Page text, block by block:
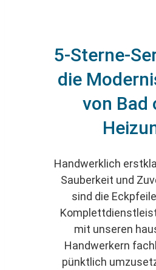
5-Sterne-
die
von Bad
Handwerklich
Sauberkeit und
sind die
mit unseren
Handwerkern
pünktlich